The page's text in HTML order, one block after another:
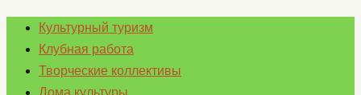
Культурный туризм
Клубная работа
Творческие коллективы